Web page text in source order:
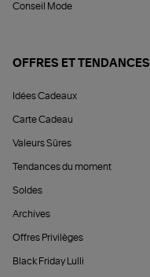
Conseil Mode
OFFRES ET TENDANCES
Idées Cadeaux
Carte Cadeau
Valeurs Sûres
Tendances du moment
Soldes
Archives
Offres Privilèges
Black Friday Lulli